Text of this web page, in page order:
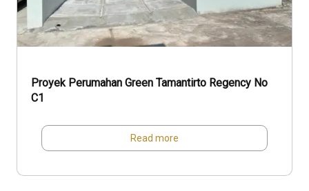
Proyek Perumahan Green Tamantirto Regency No
C1
Read more